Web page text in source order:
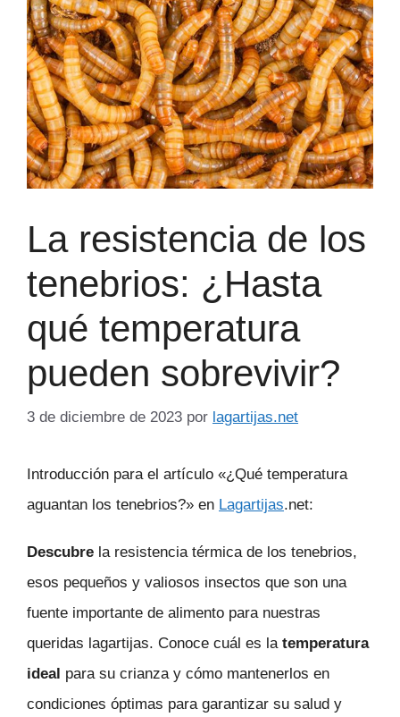
La resistencia de los
tenebrios: ¿Hasta
qué temperatura
pueden sobrevivir?
3 de diciembre de 2023 por lagartijas.net
Introducción para el artículo «¿Qué temperatura
aguantan los tenebrios?» en Lagartijas.net:
Descubre la resistencia térmica de los tenebrios,
esos pequeños y valiosos insectos que son una
fuente importante de alimento para nuestras
queridas lagartijas. Conoce cuál es la temperatura
ideal para su crianza y cómo mantenerlos en
condiciones óptimas para garantizar su salud y